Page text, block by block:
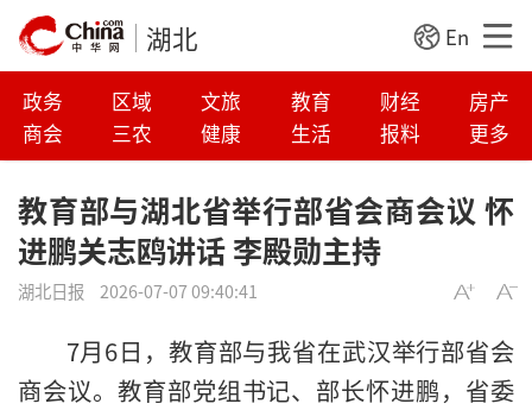
湖北 En
政务 区域 文旅 教育 财经
房产
商会
三农 健康 生活 报料 更多
教育部与湖北省举行部省会商会议 怀
进鹏关志鸥讲话 李殿勋主持
湖北日报 2026-07-07 09:40:41
7月6日，教育部与我省在武汉举行部省会
商会议。教育部党组书记、部长怀进鹏，省委